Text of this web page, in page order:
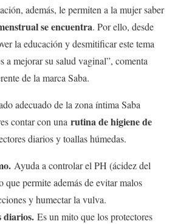
además, le permiten a la mujer saber
se encuentra. Por ello, desde
la educación y desmitificar este tema
a mejorar su salud vaginal”, comenta
de la marca Saba.
adecuado de la zona íntima Saba
contar con una rutina de higiene de
diarios y toallas húmedas.
Ayuda a controlar el PH (ácidez del
permite además de evitar malos
y humectar la vulva.
diarios. Es un mito que los protectores